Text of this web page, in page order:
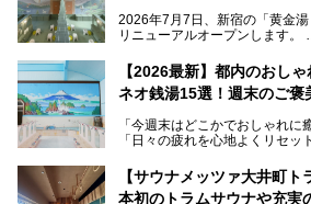
2026年7月7日、新宿の「黄金
リニューアルオープンします。
レトロでノスタルジックなタイ
を知る地元の人にも、新しく足
る、今の時代の"銭湯"として生
ビアバーなど、新しく登場した
す。充実した設備があるのに、
【2026最新】都内のおし
ネオ銭湯15選！週末のご褒
「今週末はどこかでおしゃれに
「日々の疲れを心地よくリセッ
となっている新しいスタイルの
【サウナメッツァ大井町ト
本初のトラムサウナや充実